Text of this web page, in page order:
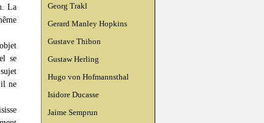
Georg Trakl
Gerard Manley Hopkins
Gustave Thibon
Gustaw Herling
Hugo von Hofmannsthal
Isidore Ducasse
Jaime Semprun
La
se
il ne